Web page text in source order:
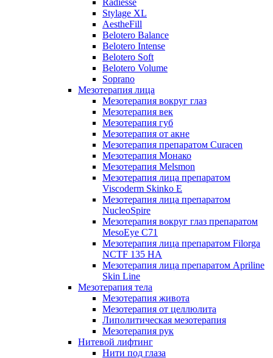
Radiesse
Stylage XL
AestheFill
Belotero Balance
Belotero Intense
Belotero Soft
Belotero Volume
Soprano
Мезотерапия лица
Мезотерапия вокруг глаз
Мезотерапия век
Мезотерапия губ
Мезотерапия от акне
Мезотерапия препаратом Curacen
Мезотерапия Монако
Мезотерапия Melsmon
Мезотерапия лица препаратом
Viscoderm Skinko E
Мезотерапия лица препаратом
NucleoSpire
Мезотерапия вокруг глаз препаратом
MesoEye С71
Мезотерапия лица препаратом Filorga
NCTF 135 HA
Мезотерапия лица препаратом Apriline
Skin Line
Мезотерапия тела
Мезотерапия живота
Мезотерапия от целлюлита
Липолитическая мезотерапия
Мезотерапия рук
Нитевой лифтинг
Нити под глаза